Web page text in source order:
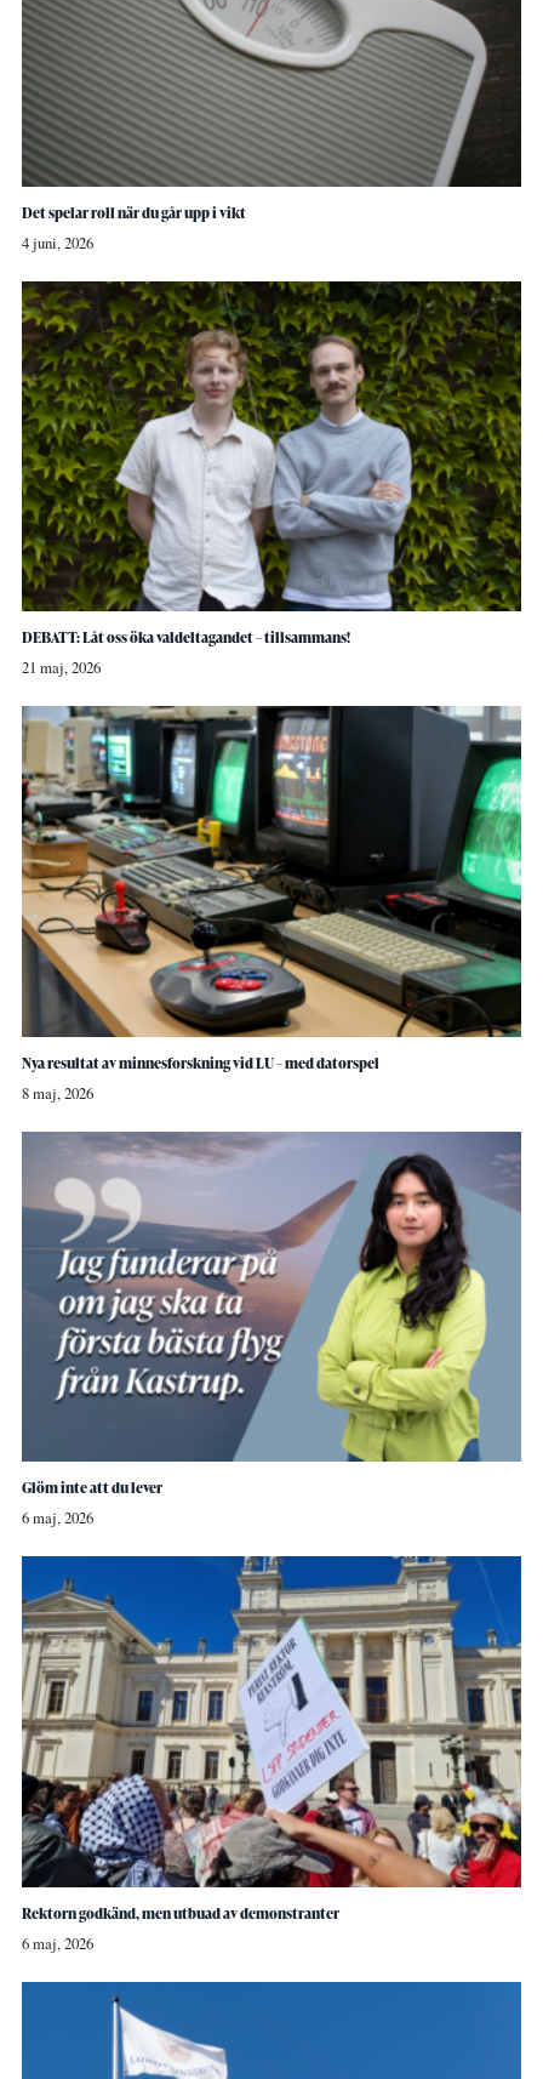
Det spelar roll när du går upp i vikt
4 juni, 2026
DEBATT: Låt oss öka valdeltagandet – tillsammans!
21 maj, 2026
Nya resultat av minnesforskning vid LU – med datorspel
8 maj, 2026
Glöm inte att du lever
6 maj, 2026
Rektorn godkänd, men utbuad av demonstranter
6 maj, 2026